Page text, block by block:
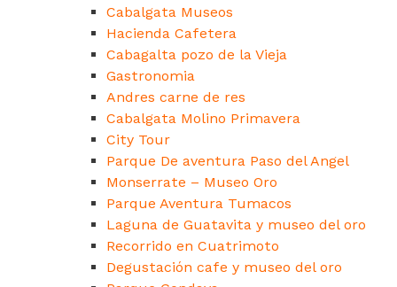
Cabalgata Museos
Hacienda Cafetera
Cabagalta pozo de la Vieja
Gastronomia
Andres carne de res
Cabalgata Molino Primavera
City Tour
Parque De aventura Paso del Angel
Monserrate – Museo Oro
Parque Aventura Tumacos
Laguna de Guatavita y museo del oro
Recorrido en Cuatrimoto
Degustación cafe y museo del oro